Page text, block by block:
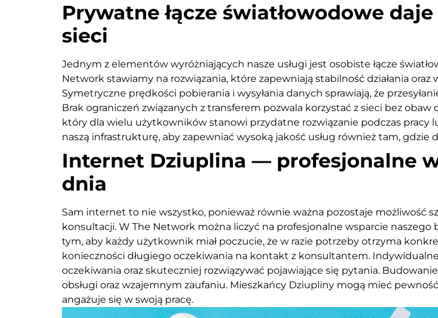
Prywatne łącze światłowodowe
sieci
Jednym z elementów wyróżniających nasze usługi jest osobiste łącze
Network stawiamy na rozwiązania, które zapewniają stabilność działania
Symetryczne prędkości pobierania i wysyłania danych sprawiają, że
Brak ograniczeń związanych z transferem pozwala korzystać z sieci bez
który dla wielu użytkowników stanowi przydatne rozwiązanie podczas pracy
naszą infrastrukturę, aby zapewniać wysoką jakość usług również tam,
Internet Dziuplina — profesjonalne
dnia
Sam internet to nie wszystko, ponieważ równie ważna pozostaje możliwość
konsultacji. W The Network można liczyć na profesjonalne wsparcie naszego
tym, aby każdy użytkownik miał poczucie, że w razie potrzeby otrzyma
konieczności długiego oczekiwania na kontakt z konsultantem.
oczekiwania oraz skuteczniej rozwiązywać pojawiające się pytania.
obsługi oraz wzajemnym zaufaniu. Mieszkańcy Dziupliny mogą mieć
angażuje się w swoją pracę.